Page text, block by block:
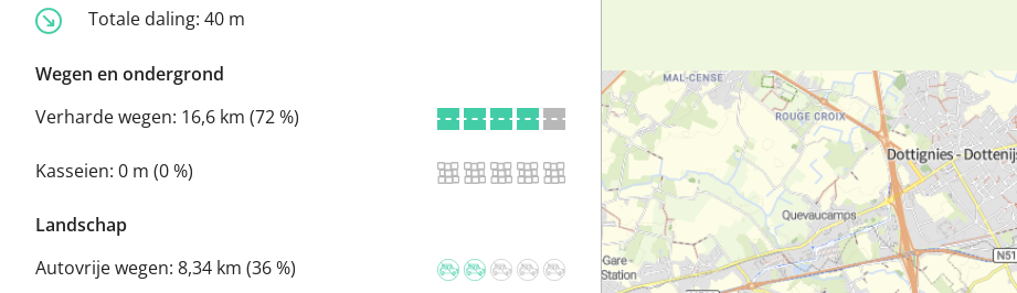
Totale daling: 40 m
Wegen en ondergrond
Verharde wegen: 16,6 km (72 %)
Kasseien: 0 m (0 %)
Landschap
Autovrije wegen: 8,34 km (36 %)